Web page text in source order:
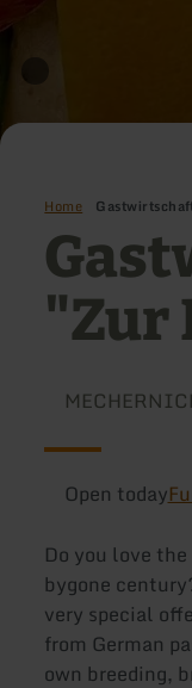
Home
"Zur
Open today
Do you love
bygone
very special
from German
own breeding,